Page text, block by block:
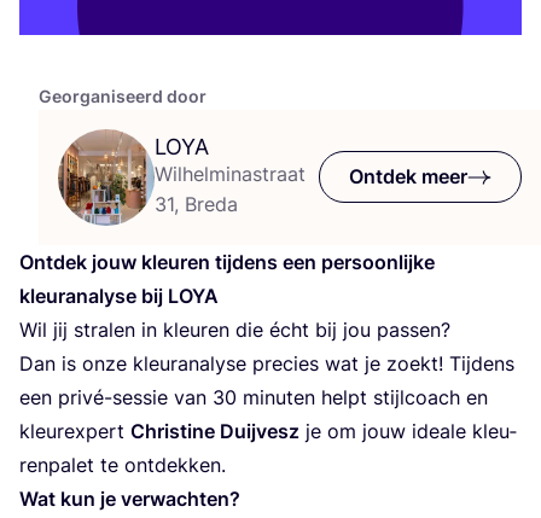
Georganiseerd door
LOYA
Wilhelminastraat
31, Breda
Ontdek meer
Ont­dek jouw kleu­ren tij­dens een per­soon­lij­ke
kleurana­ly­se bij LOYA
Wil jij stra­len in kleu­ren die écht bij jou pas­sen?
Dan is onze kleurana­ly­se pre­cies wat je zoekt! Tij­dens
een pri­vé-ses­sie van 30 minu­ten helpt stijl­coach en
kleur­ex­pert Chris­ti­ne Duij­vesz je om jouw ide­a­le kleu­
ren­pa­let te ontdekken.
Wat kun je ver­wach­ten?